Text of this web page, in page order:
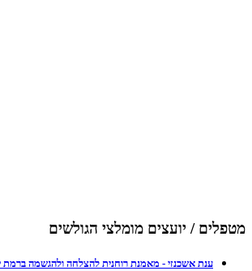
מטפלים / יועצים מומלצי הגולשים
ענת אשכנזי - מאמנת רוחנית להצלחה ולהגשמה ברמת